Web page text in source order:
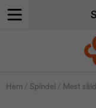
Hem / Spindel / Mest